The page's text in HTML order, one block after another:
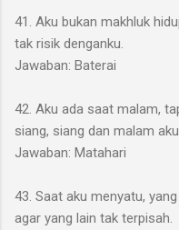
41. Aku bukan makhluk
tak risik denganku.
Jawaban: Baterai
42. Aku ada saat malam,
siang, siang dan malam aku
Jawaban: Matahari
43. Saat aku menyatu,
agar yang lain tak terpisah.